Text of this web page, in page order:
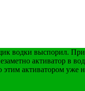
водки выспорил.
активатор в
активатором уже